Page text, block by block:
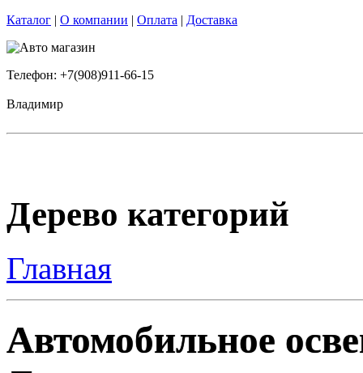
Каталог | О компании | Оплата | Доставка
Телефон: +7(908)911-66-15
Владимир
Дерево категорий
Главная
Автомобильное